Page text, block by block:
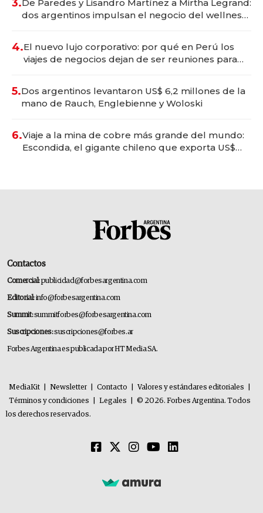
3.De Paredes y Lisandro Martínez a Mirtha Legrand:
dos argentinos impulsan el negocio del wellness
4.El nuevo lujo corporativo: por qué en Perú los
viajes de negocios dejan de ser reuniones para
5.Dos argentinos levantaron US$ 6,2 millones de la
mano de Rauch, Englebienne y Woloski
6.Viaje a la mina de cobre más grande del mundo:
Escondida, el gigante chileno que exporta US$
Contactos
Comercial:publicidad@forbesargentina.com
Editorial:info@forbesargentina.com
Summit:summitforbes@forbesargentina.com
Suscripciones:suscripciones@forbes.ar
Forbes Argentina es publicada por HT Media SA.
MediaKit Newsletter Contacto Valores y estándares editoriales
Términos y condiciones
Legales
© 2026. Forbes Argentina. Todos
los derechos reservados.